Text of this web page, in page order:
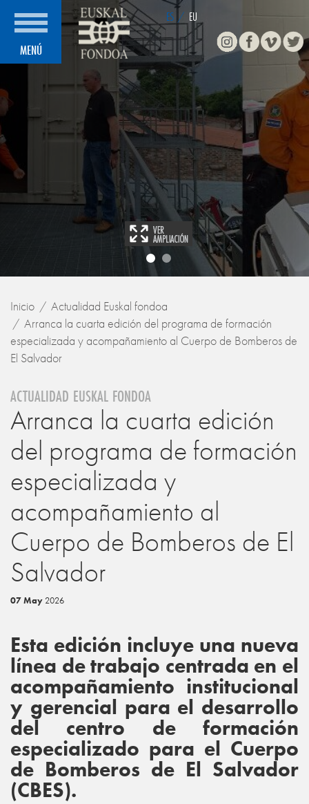
MENÚ
ES / EU
Inicio
Actualidad Euskal fondoa
Arranca la cuarta edición del programa de formación
especializada y acompañamiento al Cuerpo de Bomberos de
El Salvador
ACTUALIDAD EUSKAL FONDOA
Arranca la cuarta edición
del programa de formación
especializada y
acompañamiento al
Cuerpo de Bomberos de El
Salvador
07 May 2026
Esta edición incluye una nueva
línea de trabajo centrada en el
acompañamiento institucional
y gerencial para el desarrollo
del centro de formación
especializado para el Cuerpo
de Bomberos de El Salvador
(CBES).